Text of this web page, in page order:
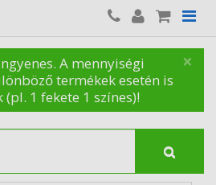
×
A mennyiségi
termékek esetén is
(pl. 1 fekete 1 színes)!